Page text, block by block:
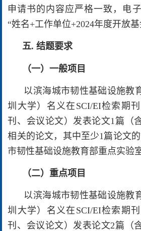
申请书的内容应严格一致，电
“姓名+工作单位+2024年度开放基
五. 结题要求
（一）一般项目
以滨海城市韧性基础设施教
圳大学）名义在SCI/EI检索期
刊、会议论文）发表论文1篇（
相关的论文，其中至少1篇论文
市韧性基础设施教育部重点实验
（二）重点项目
以滨海城市韧性基础设施教
圳大学）名义在SCI/EI检索期
刊、会议论文）发表论文2篇（